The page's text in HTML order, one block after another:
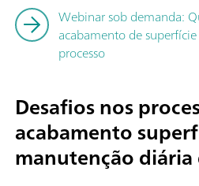
Webinar sob demanda:
acabamento de
processo
Desafios nos
acabamento
manutenção